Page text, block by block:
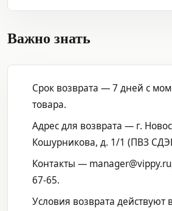
Важно знать
Срок возврата — 7 дней с
товара.
Адрес для возврата — г.
Кошурникова, д. 1/1 (ПВЗ
Контакты —
67-65.
Условия возврата действуют